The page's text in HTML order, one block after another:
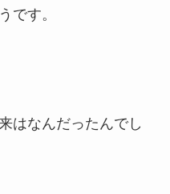
です。
はなんだったんでし